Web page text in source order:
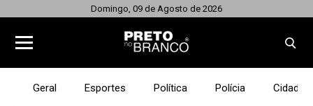
Domingo, 09 de Agosto de 2026
Geral Esportes Política Polícia Cidades